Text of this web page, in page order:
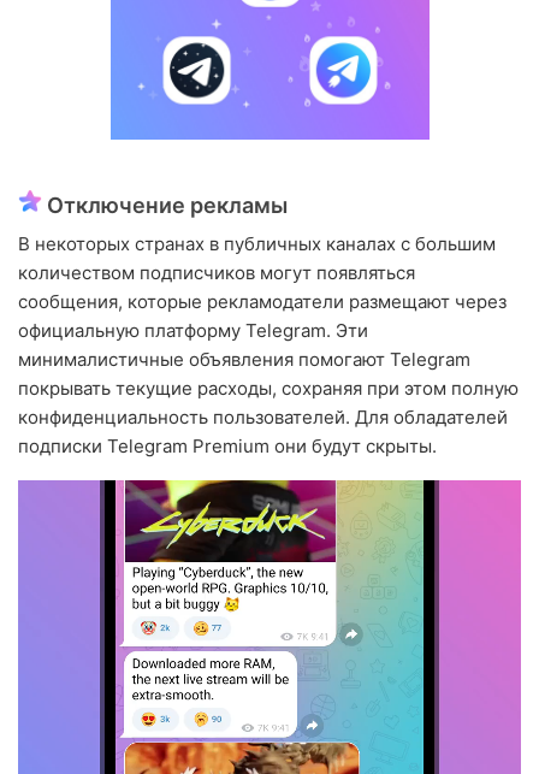
Отключение рекламы
В некоторых странах в публичных каналах с большим
количеством подписчиков могут появляться
сообщения, которые рекламодатели размещают через
официальную платформу Telegram. Эти
минималистичные объявления помогают Telegram
покрывать текущие расходы, сохраняя при этом полную
конфиденциальность пользователей. Для обладателей
подписки Telegram Premium они будут скрыты.